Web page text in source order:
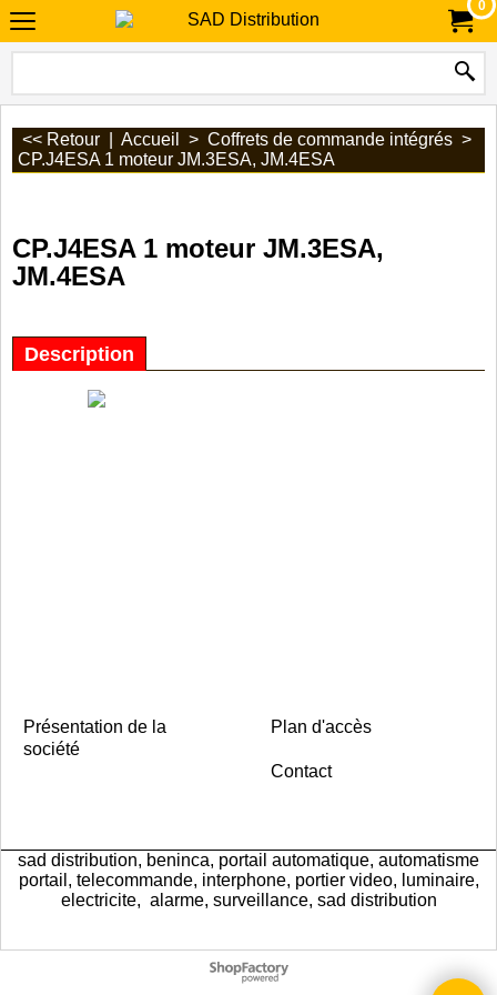
0
<< Retour Accueil > Coffrets de commande intégrés >
CP.J4ESA 1 moteur JM.3ESA, JM.4ESA
CP.J4ESA 1 moteur JM.3ESA,
JM.4ESA
Description
Présentation de la
société
Plan d'accès
Contact
sad distribution, beninca, portail automatique, automatisme
portail, telecommande, interphone, portier video, luminaire,
electricite, alarme, surveillance, sad distribution
Boutique en ligne créés
avec le logiciel